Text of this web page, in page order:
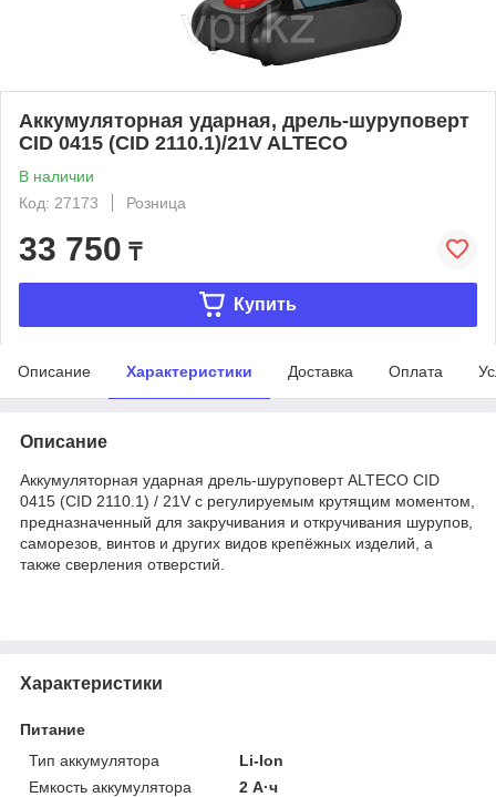
Аккумуляторная ударная, дрель-шуруповерт
СID 0415 (СID 2110.1)/21V ALTECO
В наличии
Код: 27173
Розница
33 750 ₸
Купить
Описание Характеристики Доставка Оплата
Описание
Аккумуляторная ударная дрель-шуруповерт ALTECO CID
0415 (CID 2110.1) / 21V с регулируемым крутящим моментом,
предназначенный для закручивания и откручивания шурупов,
саморезов, винтов и других видов крепёжных изделий, а
также сверления отверстий.
Характеристики
Питание
Тип аккумулятора
Li-Ion
Емкость аккумулятора
2 А·ч